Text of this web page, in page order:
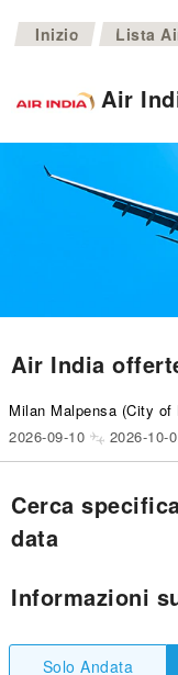
Inizio Lista
Air
Air India
Milan Malpensa (City of
2026-09-10 2026-10-
Cerca
data
Informazioni
Solo Andata